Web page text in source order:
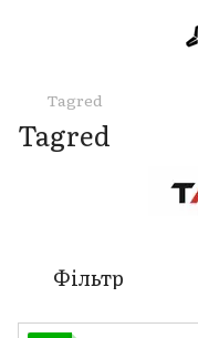
Tagred
Tagred
Фільтр